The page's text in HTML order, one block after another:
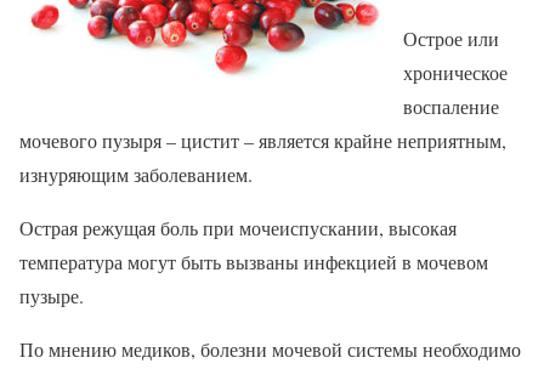
Острое или
хроническое
воспаление
мочевого пузыря – цистит – является крайне неприятным,
изнуряющим заболеванием.
Острая режущая боль при мочеиспускании, высокая
температура могут быть вызваны инфекцией в мочевом
пузыре.
По мнению медиков, болезни мочевой системы необходимо